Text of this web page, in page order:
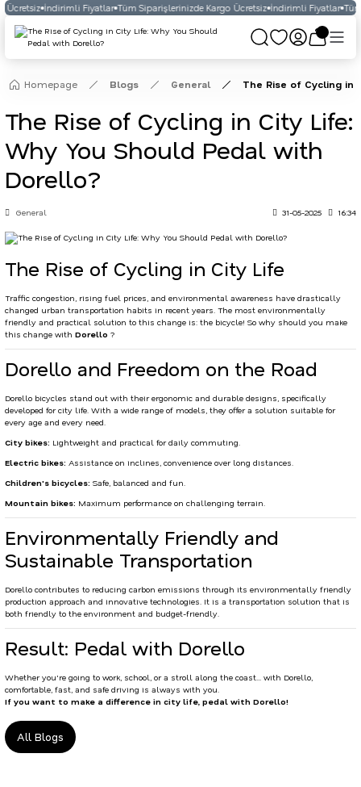
Ücretsiz İndirimli Fiyatlar Tüm Siparişlerinizde Kargo Ücretsiz İndirimli Fiyatlar
Homepage Blogs General The Rise of Cycling in
The Rise of Cycling in City Life:
Why You Should Pedal with
Dorello?
General 31-05-2025 16:34
The Rise of Cycling in City Life
Traffic congestion, rising fuel prices, and environmental awareness have drastically
changed urban transportation habits in recent years. The most environmentally
friendly and practical solution to this change is: the bicycle! So why should you make
this change with Dorello ?
Dorello and Freedom on the Road
Dorello bicycles stand out with their ergonomic and durable designs, specifically
developed for city life. With a wide range of models, they offer a solution suitable for
every age and every need.
City bikes: Lightweight and practical for daily commuting.
Electric bikes: Assistance on inclines, convenience over long distances.
Children's bicycles: Safe, balanced and fun.
Mountain bikes: Maximum performance on challenging terrain.
Environmentally Friendly and
Sustainable Transportation
Dorello contributes to reducing carbon emissions through its environmentally friendly
production approach and innovative technologies. It is a transportation solution that is
both friendly to the environment and budget-friendly.
Result: Pedal with Dorello
Whether you're going to work, school, or a stroll along the coast... with Dorello,
comfortable, fast, and safe driving is always with you.
If you want to make a difference in city life, pedal with Dorello!
All Blogs